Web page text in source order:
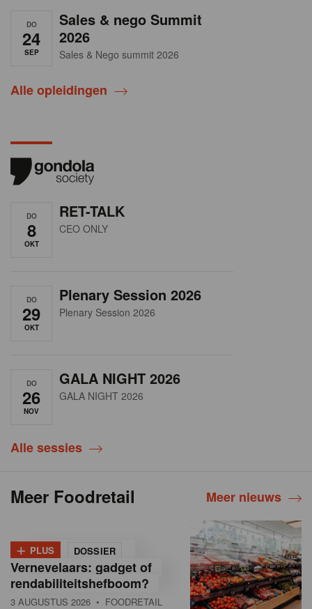
DO
24
SEP
Sales & nego Summit
2026
Sales & Nego summit 2026
Alle opleidingen
DO
8
OKT
RET-TALK
CEO ONLY
DO
29
OKT
Plenary Session 2026
Plenary Session 2026
DO
26
NOV
GALA NIGHT 2026
GALA NIGHT 2026
Alle sessies
Meer Foodretail Meer nieuws
+ PLUS DOSSIER
Vernevelaars: gadget of
rendabiliteitshefboom?
3 AUGUSTUS 2026 • FOODRETAIL